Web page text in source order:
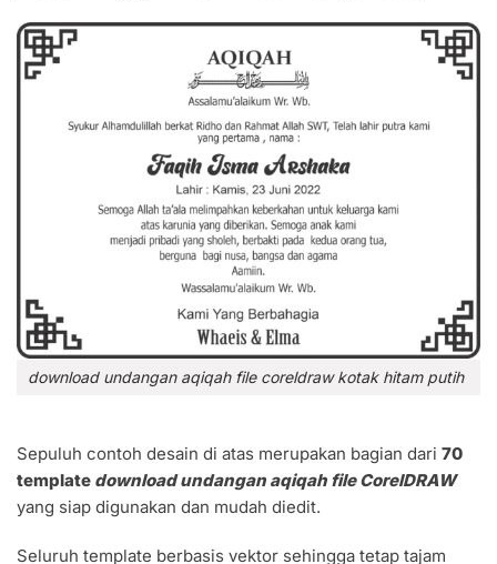
download undangan aqiqah file coreldraw kotak hitam putih
Sepuluh contoh desain di atas merupakan bagian dari 70
template download undangan aqiqah file CorelDRAW
yang siap digunakan dan mudah diedit.
Seluruh template berbasis vektor sehingga tetap tajam